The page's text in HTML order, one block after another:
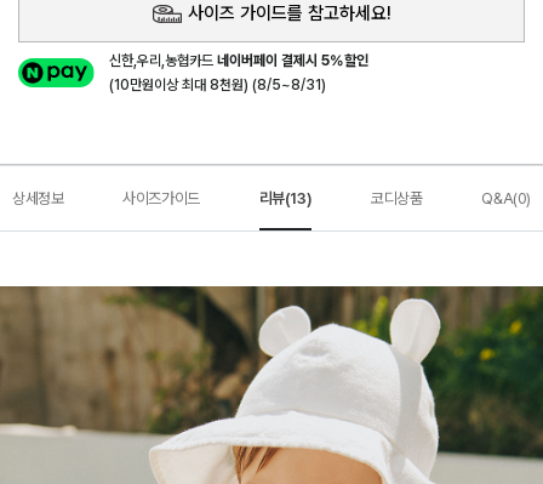
사이즈 가이드를 참고하세요!
신한,우리,농협카드네이버페이 결제시 5%할인
(10만원이상 최대 8천원) (8/5~8/31)
상세정보 사이즈가이드 리뷰(13) 코디상품 Q&A(0)